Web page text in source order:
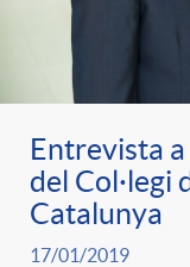
Entrevista
del Col·legi
Catalunya
17/01/2019